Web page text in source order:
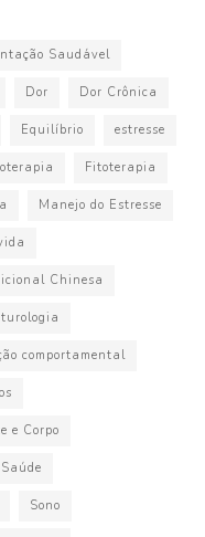
Saudável
Dor Dor Crônica
Equilíbrio estresse
Fitoterapia
Manejo do Estresse
Chinesa
comportamental
e Corpo
Saúde
Sono